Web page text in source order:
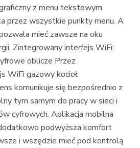
z menu tekstowym
przez wszystkie punkty menu. A
mieć zawsze na oku
Zintegrowany interfejs WiFi:
oblicze Przez
WiFi gazowy kocioł
komunikuje się bezpośrednio z
tym samym do pracy w sieci i
cyfrowych. Aplikacja mobilna
podwyższa komfort
i wszędzie mieć pod kontrolą